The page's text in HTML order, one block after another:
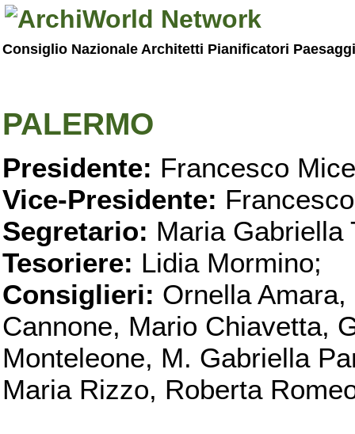
Consiglio Nazionale Architetti Pianificatori
PALERMO
Presidente: Francesco
Vice-Presidente:
Segretario: Maria Gabriella
Tesoriere: Lidia Mormino;
Consiglieri: Ornella
Cannone, Mario Chiavetta,
Monteleone, M. Gabriella
Maria Rizzo, Roberta